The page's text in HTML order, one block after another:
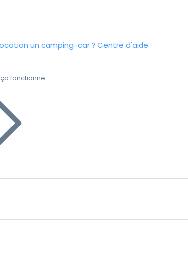
un camping-car ? Centre d'aide
fonctionne